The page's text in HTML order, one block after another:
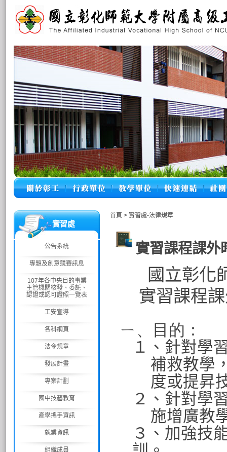
實習處
公告系統
專題及創意競賽訊息
107年各中央目的事業
主管機關核發、委託、
認證或認可證照一覽表
工安宣導
各科網頁
法令規章
發展計畫
專案計劃
國中技藝教育
產學攜手資訊
就業資訊
組織成員
首頁 > 實習處-法律規章
實習課程課外
國立彰化
實習課程
ㄧ、目的：
１、針對學
補救教學
度或提昇
２、針對學
施增廣教
３、加強技